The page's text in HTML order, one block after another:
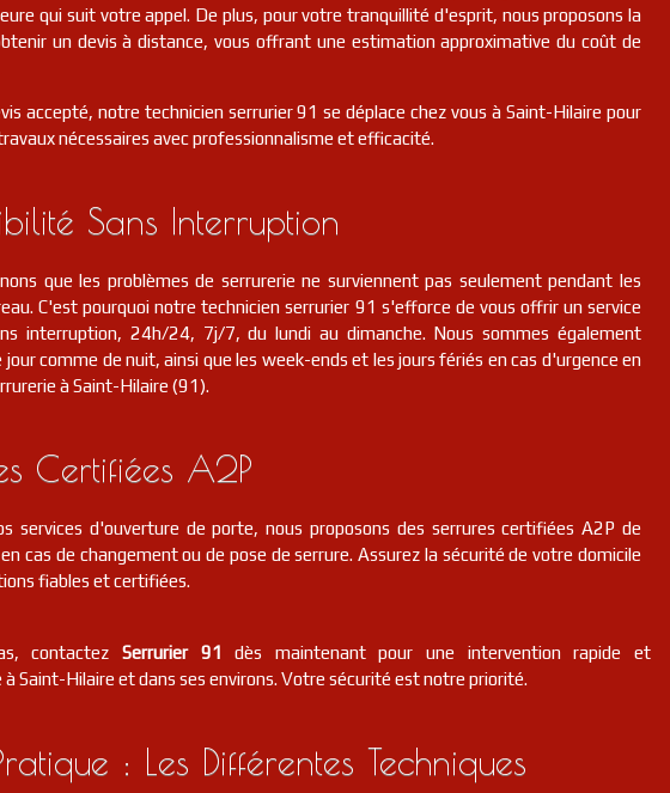
qui suit votre appel. De plus, pour votre tranquillité d'esprit, nous proposons la
un devis à distance, vous offrant une estimation approximative du coût de
accepté, notre technicien serrurier 91 se déplace chez vous à Saint-Hilaire pour
nécessaires avec professionnalisme et efficacité.
Sans Interruption
que les problèmes de serrurerie ne surviennent pas seulement pendant les
C'est pourquoi notre technicien serrurier 91 s'efforce de vous offrir un service
interruption, 24h/24, 7j/7, du lundi au dimanche. Nous sommes également
jour comme de nuit, ainsi que les week-ends et les jours fériés en cas d'urgence en
à Saint-Hilaire (91).
Certifiées A2P
services d'ouverture de porte, nous proposons des serrures certifiées A2P de
cas de changement ou de pose de serrure. Assurez la sécurité de votre domicile
fiables et certifiées.
contactez Serrurier 91 dès maintenant pour une intervention rapide et
Saint-Hilaire et dans ses environs. Votre sécurité est notre priorité.
: Les Différentes Techniques